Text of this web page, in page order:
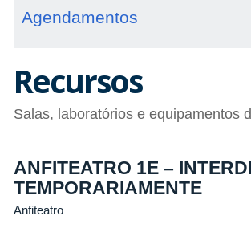
Agendamentos
Recursos
Salas, laboratórios e equipamentos
ANFITEATRO 1E –
TEMPORARIAMENTE
Anfiteatro